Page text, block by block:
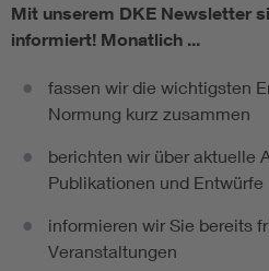
Mit unserem DKE Newsletter
informiert! Monatlich ...
fassen wir die wichtigsten
Normung kurz zusammen
berichten wir über aktuelle
Publikationen und Entwürfe
informieren wir Sie bereits
Veranstaltungen